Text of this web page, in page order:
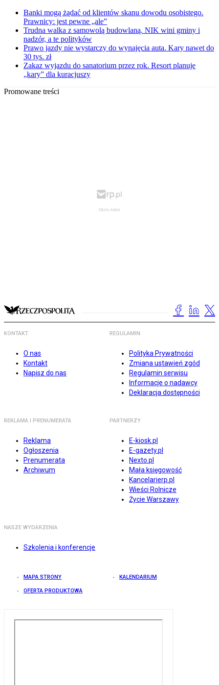
Banki mogą żądać od klientów skanu dowodu osobistego.
Prawnicy: jest pewne „ale”
Trudna walka z samowolą budowlaną. NIK wini gminy i
nadzór, a te polityków
Prawo jazdy nie wystarczy do wynajęcia auta. Kary nawet do
30 tys. zł
Zakaz wyjazdu do sanatorium przez rok. Resort planuje
„kary” dla kuracjuszy
Promowane treści
KONTAKT
O nas
Kontakt
Napisz do nas
REGULAMIN
Polityka Prywatności
Zmiana ustawień zgód
Regulamin serwisu
Informacje o nadawcy
Deklaracja dostępności
REKLAMA I PRENUMERATA
Reklama
Ogłoszenia
Prenumerata
Archiwum
PARTNERZY
E-kiosk.pl
E-gazety.pl
Nexto.pl
Mała księgowość
Kancelarierp.pl
Wieści Rolnicze
Życie Warszawy
NASZE WYDARZENIA
Szkolenia i konferencje
MAPA STRONY KALENDARIUM
OFERTA PRODUKTOWA